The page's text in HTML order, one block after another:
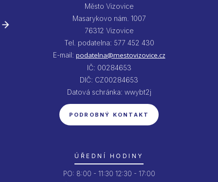
Město Vizovice
Masarykovo nám. 1007
76312 Vizovice
Tel. podatelna: 577 452 430
E-mail: podatelna@mestovizovice.cz
IČ: 00284653
DIČ: CZ00284653
Datová schránka: wwybt2j
PODROBNÝ KONTAKT
ÚŘEDNÍ HODINY
PO: 8:00 - 11:30 12:30 - 17:00